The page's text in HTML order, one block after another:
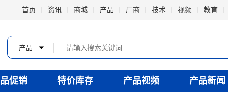
首页 资讯 商城 产品 厂商 技术 视频 教育
产品
促销 特价库存 产品视频 产品新闻